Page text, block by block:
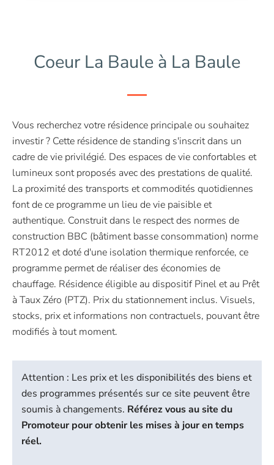
Coeur La Baule à La Baule
Vous recherchez votre résidence principale ou souhaitez
investir ? Cette résidence de standing s'inscrit dans un
cadre de vie privilégié. Des espaces de vie confortables et
lumineux sont proposés avec des prestations de qualité.
La proximité des transports et commodités quotidiennes
font de ce programme un lieu de vie paisible et
authentique. Construit dans le respect des normes de
construction BBC (bâtiment basse consommation) norme
RT2012 et doté d'une isolation thermique renforcée, ce
programme permet de réaliser des économies de
chauffage. Résidence éligible au dispositif Pinel et au Prêt
à Taux Zéro (PTZ). Prix du stationnement inclus. Visuels,
stocks, prix et informations non contractuels, pouvant être
modifiés à tout moment.
Attention : Les prix et les disponibilités des biens et
des programmes présentés sur ce site peuvent être
soumis à changements. Référez vous au site du
Promoteur pour obtenir les mises à jour en temps
réel.